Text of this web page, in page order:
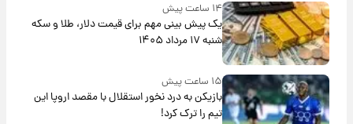
۱۴ ساعت پیش
یک پیش ‌بینی مهم برای قیمت دلار، طلا و سکه
شنبه ۱۷ مرداد ۱۴۰۵
۱۵ ساعت پیش
بازیکن به درد نخور استقلال با مقصد اروپا این
تیم را ترک کرد!